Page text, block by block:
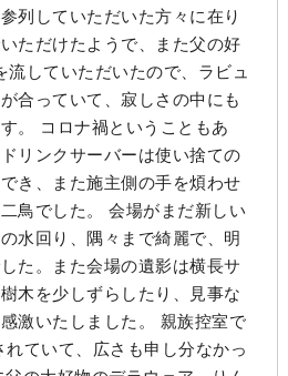
列していただいた方々に在り
ただけたようで、また父の好
流していただいたので、ラビュ
合っていて、寂しさの中にも
。 コロナ禍ということもあ
リンクサーバーは使い捨ての
き、また施主側の手を煩わせ
鳥でした。 会場がまだ新しい
水回り、隅々まで綺麗で、明
た。また会場の遺影は横長サ
木を少しずらしたり、見事な
激いたしました。 親族控室で
ていて、広さも申し分なかっ